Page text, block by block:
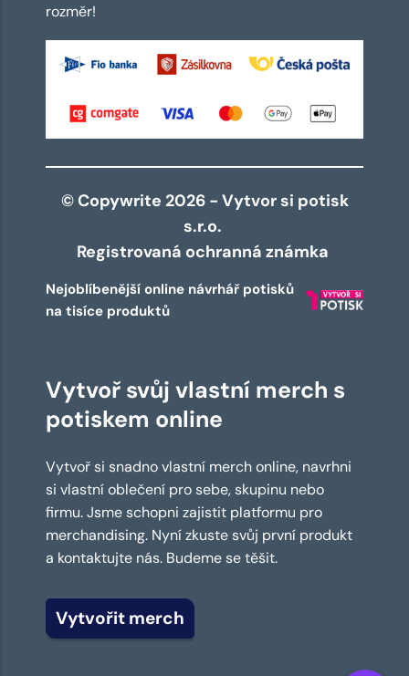
rozměr!
© Copywrite 2026 - Vytvor si potisk
s.r.o.
Registrovaná ochranná známka
Nejoblíbenější online návrhář potisků
na tisíce produktů
Vytvoř svůj vlastní merch s
potiskem online
Vytvoř si snadno vlastní merch online, navrhni
si vlastní oblečení pro sebe, skupinu nebo
firmu. Jsme schopni zajistit platformu pro
merchandising. Nyní zkuste svůj první produkt
a kontaktujte nás. Budeme se těšit.
Vytvořit merch